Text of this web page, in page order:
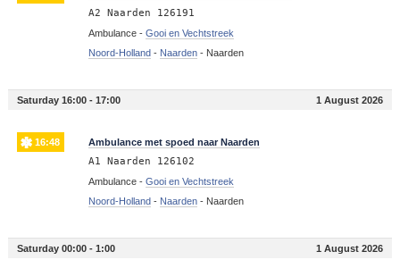
A2 Naarden 126191
Ambulance - Gooi en Vechtstreek
Noord-Holland- Naarden- Naarden
Saturday 16:00 - 17:00 1 August 2026
16:48 Ambulance met spoed naar Naarden
A1 Naarden 126102
Ambulance - Gooi en Vechtstreek
Noord-Holland- Naarden- Naarden
Saturday 00:00 - 1:00 1 August 2026